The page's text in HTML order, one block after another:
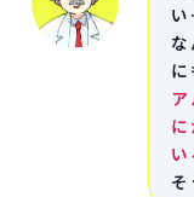
に
い
そ